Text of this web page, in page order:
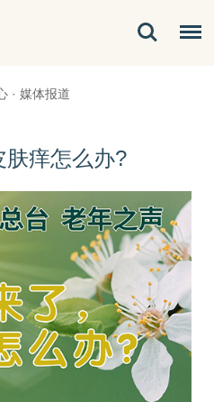
· 媒体报道
肤痒怎么办?